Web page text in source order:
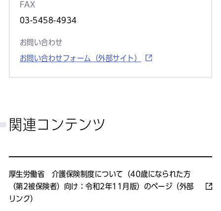
FAX
03-5458-4934
お問い合わせ
お問い合わせフォーム（外部サイト）
関連コンテンツ
厚生労働省 介護保険制度について（40歳になられた方
（第2被保険者）向け：令和2年11月版）のページ（外部
リンク）